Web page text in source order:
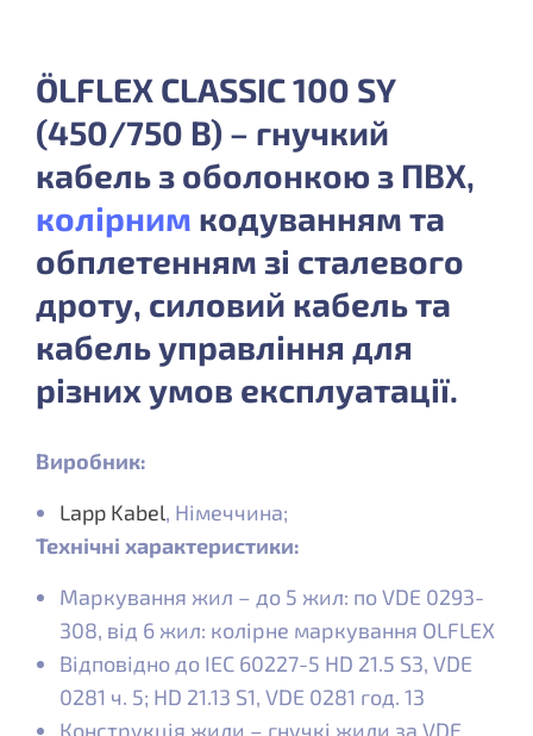
ÖLFLEX CLASSIC 100 SY
(450/750 B) – гнучкий
кабель з оболонкою з ПВХ,
колірним кодуванням та
обплетенням зі сталевого
дроту, силовий кабель та
кабель управління для
різних умов експлуатації.
Виробник:
Lapp Kabel, Німеччина;
Технічні характеристики:
Маркування жил – до 5 жил: по VDE 0293-
308, від 6 жил: колірне маркування OLFLEX
Відповідно до IEC 60227-5 HD 21.5 S3, VDE
0281 ч. 5; HD 21.13 S1, VDE 0281 год. 13
Конструкція жили – гнучкі жили за VDE